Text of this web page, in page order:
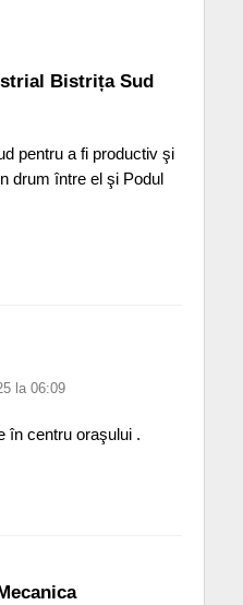
Bistrița Sud
pentru a fi productiv şi
drum între el şi Podul
la 06:09
în centru oraşului .